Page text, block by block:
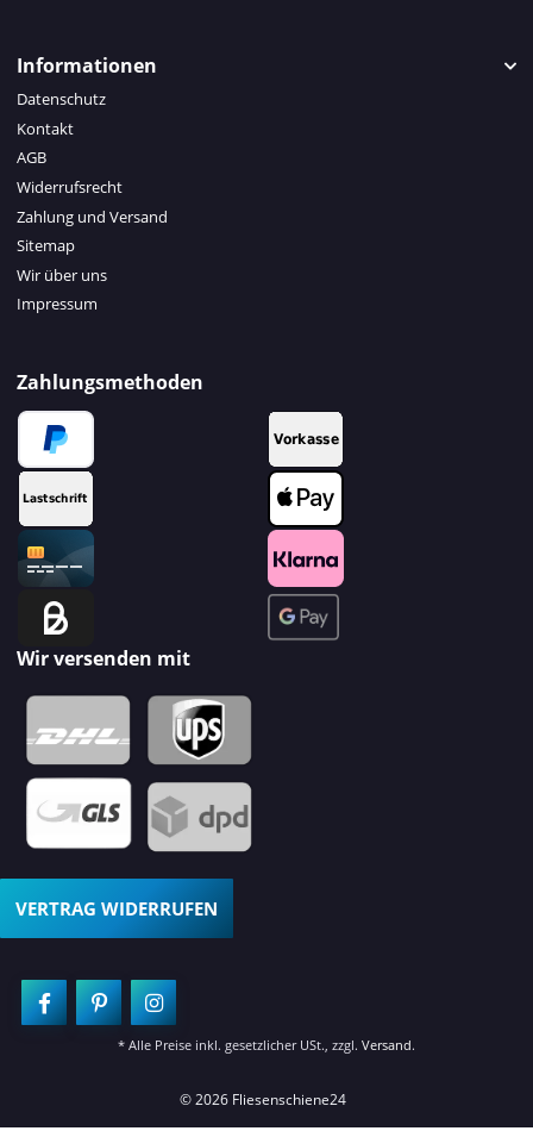
Informationen
Datenschutz
Kontakt
AGB
Widerrufsrecht
Zahlung und Versand
Sitemap
Wir über uns
Impressum
Zahlungsmethoden
Wir versenden mit
VERTRAG WIDERRUFEN
* Alle Preise inkl. gesetzlicher USt., zzgl. Versand.
© 2026 Fliesenschiene24